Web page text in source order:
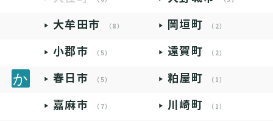
大牟田市 （8） 岡垣町 （2）
小郡市 （5） 遠賀町 （2）
春日市 （5） 粕屋町 （1）
嘉麻市 （7） 川崎町 （1）